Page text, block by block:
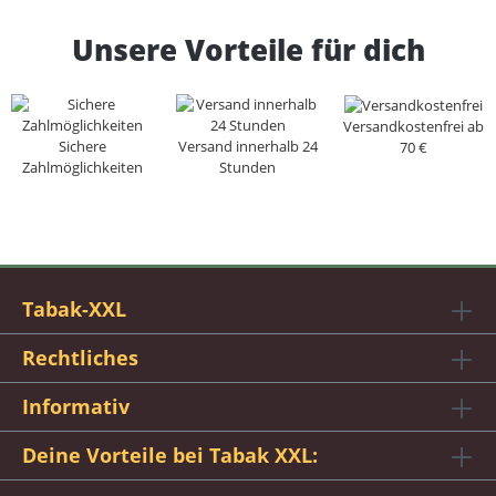
Unsere Vorteile für dich
Sichere
Zahlmöglichkeiten
Versand innerhalb 24
Stunden
Versandkostenfrei ab
70 €
Tabak-XXL
Rechtliches
Informativ
Deine Vorteile bei Tabak XXL: